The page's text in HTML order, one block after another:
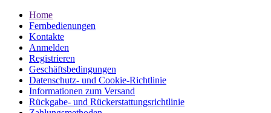
Home
Fernbedienungen
Kontakte
Anmelden
Registrieren
Geschäftsbedingungen
Datenschutz- und Cookie-Richtlinie
Informationen zum Versand
Rückgabe- und Rückerstattungsrichtlinie